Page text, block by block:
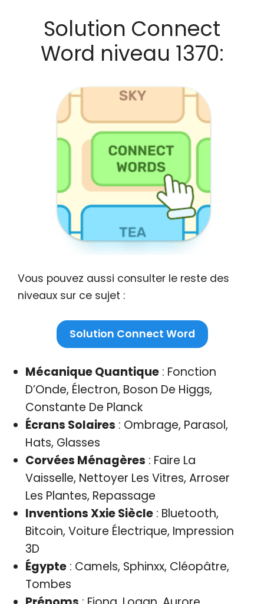
Solution Connect
Word niveau 1370:
Vous pouvez aussi consulter le reste des
niveaux sur ce sujet :
Solution Connect Word
Mécanique Quantique: Fonction
D’Onde, Électron, Boson De Higgs,
Constante De Planck
Écrans Solaires : Ombrage, Parasol,
Hats, Glasses
Corvées Ménagères : Faire La
Vaisselle, Nettoyer Les Vitres, Arroser
Les Plantes, Repassage
Inventions Xxie Siècle: Bluetooth,
Bitcoin, Voiture Électrique, Impression
3D
Égypte: Camels, Sphinxx, Cléopâtre,
Tombes